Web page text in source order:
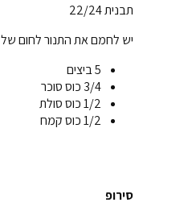
תבנית 22/24
יש לחמם את התנור לחום של 170 מעלות
5 ביצים
3/4 כוס סוכר
1/2 כוס סולת
1/2 כוס קמח
סירופ